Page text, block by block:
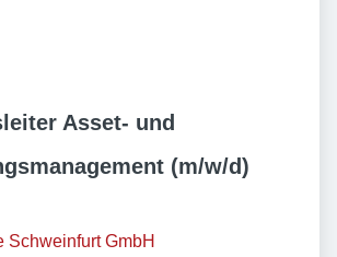
Asset- und
(m/w/d)
Schweinfurt GmbH